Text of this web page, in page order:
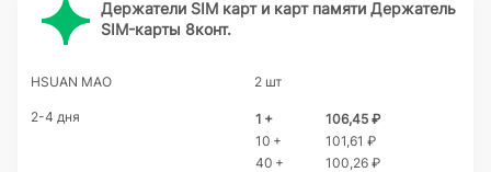
Держатели SIM карт и карт памяти Держатель
SIM-карты 8конт.
HSUAN MAO 2 шт
2-4 дня 1 +
106,45 ₽
10 +
101,61 ₽
40 +
100,26 ₽